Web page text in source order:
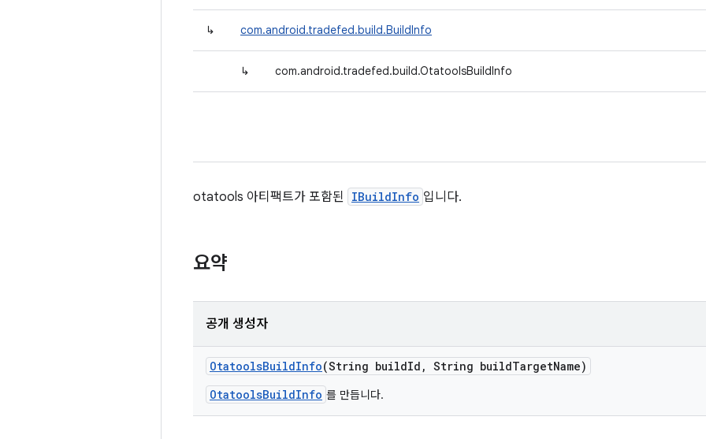
↳ com.android.tradefed.build.BuildInfo
↳ com.android.tradefed.build.OtatoolsBuildInfo
otatools 아티팩트가 포함된 IBuildInfo 입니다.
요약
공개 생성자
OtatoolsBuildInfo(String buildId , String buildTargetName)
OtatoolsBuildInfo 를 만듭니다.